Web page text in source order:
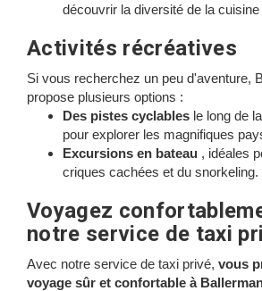
découvrir la diversité de la cuisine
Activités récréatives
Si vous recherchez un peu d'aventure,
propose plusieurs options :
Des pistes cyclables le long de
pour explorer les magnifiques
Excursions en bateau , idéales
criques cachées et du snorkeling.
Voyagez
notre service de taxi
Avec notre service de taxi privé, vous
voyage sûr et confortable à